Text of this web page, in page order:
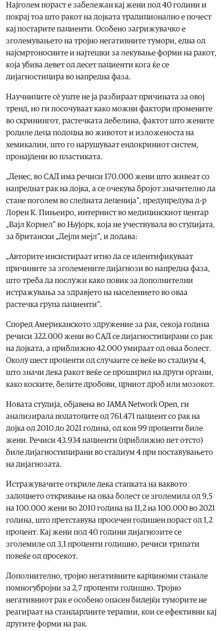
Најголем пораст е забележан кај жени под 40 години и
покрај тоа што ракот на дојката традиционално е почест
кај постарите пациенти. Особено загрижувачко е
зголемувањето на тројно негативните тумори, една од
најсмртоносните и најтешки за лекување форми на ракот,
која убива девет од десет пациенти кога ќе се
дијагностицира во напредна фаза.
Научниците сè уште не ја разбираат причината за овој
тренд, но ги посочуваат како можни фактори промените
во скринингот, растечката дебелина, фактот што жените
родиле деца подоцна во животот и изложеноста на
хемикалии, што го нарушуваат ендокриниот систем,
пронајдени во пластиката.
„Денес, во САД има речиси 170.000 жени што живеат со
напреднат рак на дојка, а се очекува бројот значително да
стане поголем во следната деценија“, предупредува д-р
Лорен К. Пињеиро, интернист во медицинскиот центар
„Вајл Корнел“ во Њујорк, која не учествувала во студијата,
за британски „Дејли мејл“, и додава:
„Авторите инсистираат итно да се идентификуваат
причините за зголемените дијагнози во напредна фаза,
што треба да послужи како повик за дополнителни
истражувања за здравјето на населението во оваа
растечка група пациенти“.
Според Американското здружение за рак, секоја година
речиси 322.000 жени во САД се дијагностицирани со рак
на дојката, а приближно 42.000 умираат од оваа болест.
Околу шест проценти од случаите се веќе во стадиум 4,
што значи дека ракoт веќе се проширил на други органи,
како коските, белите дробови, црниот дроб или мозокот.
Новата студија, објавена во JAMA Network Open, ги
анализирала податоците од 761.471 пациент со рак на
дојка од 2010 до 2021 година, од кои 99 проценти биле
жени. Речиси 43.934 пациенти (приближно пет отсто)
биле дијагностицирани во стадиум 4 при поставувањето
на дијагнозата.
Истражувачите откриле дека стапката на ваквото
задоцнето откривање на оваа болест се зголемила од 9,5
на 100.000 жени во 2010 година на 11,2 на 100.000 во 2021
година, што претставува просечен годишен пораст од 1,2
процент. Кај жени под 40 години дијагнозите се
зголемиле од 3,1 проценти годишно, речиси трипати
повеќе од просекот.
Дополнително, тројно негативните карциноми станале
помногубројни за 2,7 проценти годишно. Тројно
негативниот рак е особено опасен бидејќи туморите не
реагираат на стандардните терапии, кои се ефективни кај
другите форми на рак.